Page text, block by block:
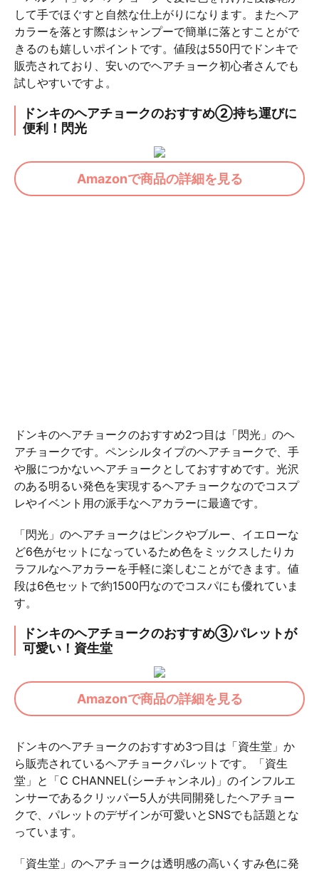
して手でほぐすと自然な仕上がりになります。またヘア
カラーを落とす際はシャンプーで簡単に落とすことがで
きるのも嬉しいポイントです。値段は550円でドンキで
販売されており、安いのでヘアチョーク初心者さんでも
試しやすいですよ。
ドンキのヘアチョークのおすすめ②持ち運びに
便利！閃光
Amazonで商品の詳細を見る
ドンキのヘアチョークのおすすめ2つ目は「閃光」のヘ
アチョークです。ペンシルタイプのヘアチョークで、手
や服につかないヘアチョークとしておすすめです。光沢
のある明るい発色を実現するヘアチョークなのでコスプ
レやイベント用の派手なヘアカラーに最適です。
「閃光」のヘアチョークはピンクやブルー、イエローな
ど6色がセットになっているため色をミックスしたりカ
ラフルなヘアカラーを手軽に楽しむことができます。値
段は6色セットで約1500円なのでコスパにも優れていま
す。
ドンキのヘアチョークのおすすめ③パレットが
可愛い！資生堂
Amazonで商品の詳細を見る
ドンキのヘアチョークのおすすめ3つ目は「資生堂」か
ら販売されているヘアチョークパレットです。「資生
堂」と「C CHANNEL(シーチャンネル)」のインフルエ
ンサーであるクリッパー5人が共同開発したヘアチョー
クで、パレットのデザインが可愛いとSNSでも話題とな
っています。
「資生堂」のヘアチョークは透明感の高いくすみ色に発